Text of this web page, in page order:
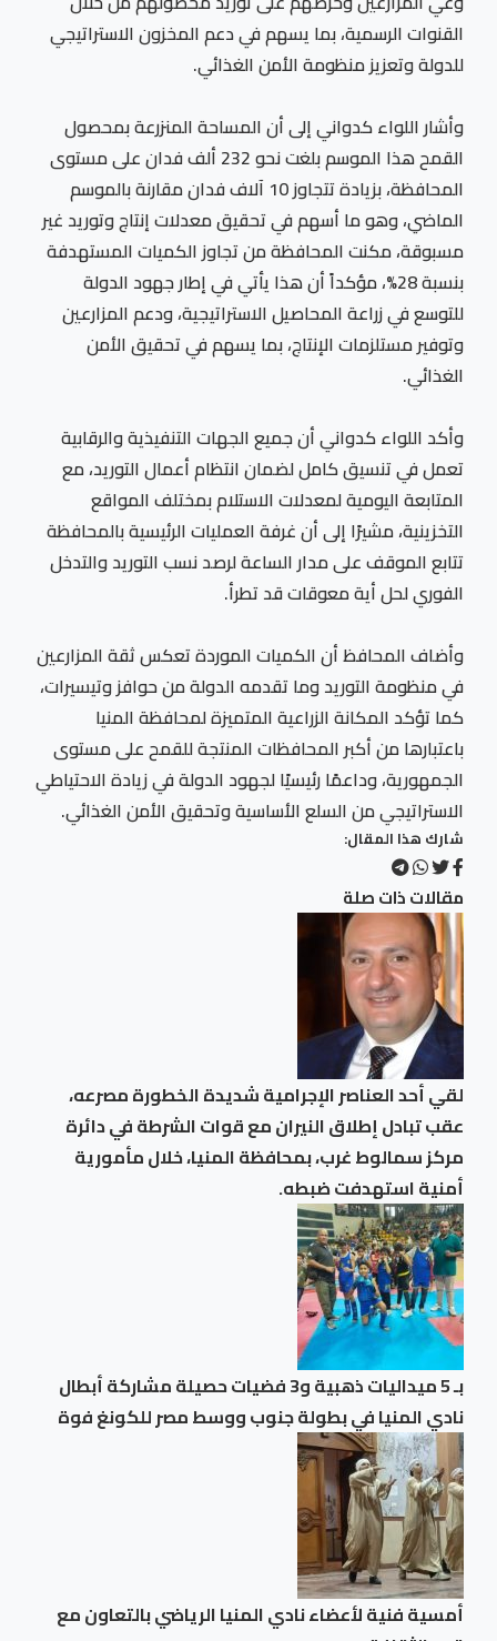
القنوات الرسمية، بما يسهم في دعم المخزون الاستراتيجي
للدولة وتعزيز منظومة الأمن الغذائي.
وأشار اللواء كدواني إلى أن المساحة المنزرعة بمحصول
القمح هذا الموسم بلغت نحو 232 ألف فدان على مستوى
المحافظة، بزيادة تتجاوز 10 آلاف فدان مقارنة بالموسم
الماضي، وهو ما أسهم في تحقيق معدلات إنتاج وتوريد غير
مسبوقة، مكنت المحافظة من تجاوز الكميات المستهدفة
بنسبة 28%، مؤكداً أن هذا يأتي في إطار جهود الدولة
للتوسع في زراعة المحاصيل الاستراتيجية، ودعم المزارعين
وتوفير مستلزمات الإنتاج، بما يسهم في تحقيق الأمن
الغذائي.
وأكد اللواء كدواني أن جميع الجهات التنفيذية والرقابية
تعمل في تنسيق كامل لضمان انتظام أعمال التوريد، مع
المتابعة اليومية لمعدلات الاستلام بمختلف المواقع
التخزينية، مشيرًا إلى أن غرفة العمليات الرئيسية بالمحافظة
تتابع الموقف على مدار الساعة لرصد نسب التوريد والتدخل
الفوري لحل أية معوقات قد تطرأ.
وأضاف المحافظ أن الكميات الموردة تعكس ثقة المزارعين
في منظومة التوريد وما تقدمه الدولة من حوافز وتيسيرات،
كما تؤكد المكانة الزراعية المتميزة لمحافظة المنيا
باعتبارها من أكبر المحافظات المنتجة للقمح على مستوى
الجمهورية، وداعمًا رئيسيًا لجهود الدولة في زيادة الاحتياطي
الاستراتيجي من السلع الأساسية وتحقيق الأمن الغذائي.
شارك هذا المقال:
مقالات ذات صلة
لقي أحد العناصر الإجرامية شديدة الخطورة مصرعه،
عقب تبادل إطلاق النيران مع قوات الشرطة في دائرة
مركز سمالوط غرب، بمحافظة المنيا، خلال مأمورية
أمنية استهدفت ضبطه.
بـ 5 ميداليات ذهبية و3 فضيات حصيلة مشاركة أبطال
نادي المنيا في بطولة جنوب ووسط مصر للكونغ فوة
أمسية فنية لأعضاء نادي المنيا الرياضي بالتعاون مع